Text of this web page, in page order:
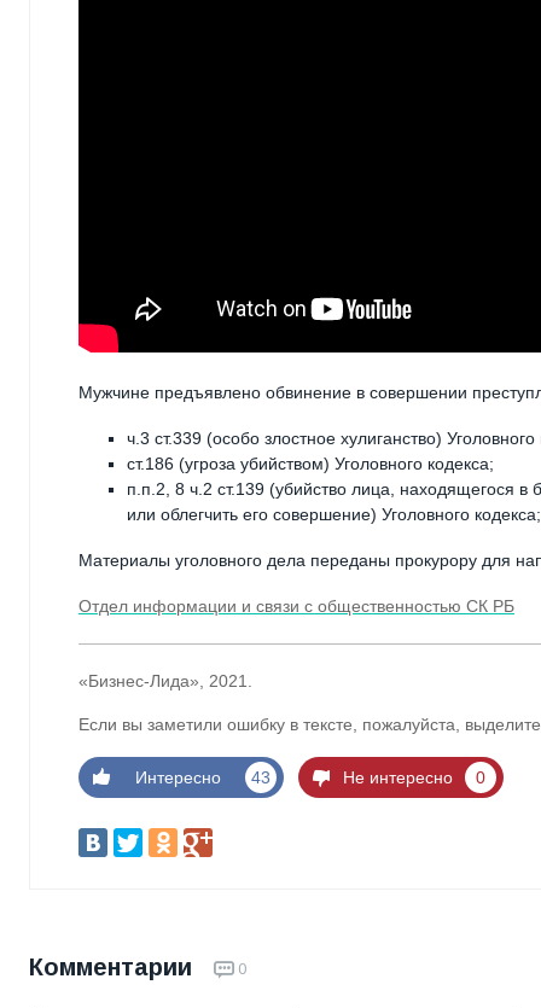
Мужчине предъявлено обвинение в совершении
ч.3 ст.339 (особо злостное хулиганство) Уголовного
ст.186 (угроза убийством) Уголовного кодекса;
п.п.2, 8 ч.2 ст.139 (убийство лица, находящегося
или облегчить его совершение) Уголовного кодекса;
Материалы уголовного дела переданы прокурору для
Отдел информации и связи с общественностью СК РБ
«Бизнес-Лида», 2021.
Если вы заметили ошибку в тексте, пожалуйста,
Интересно 43 Не интересно 0
Комментарии 0